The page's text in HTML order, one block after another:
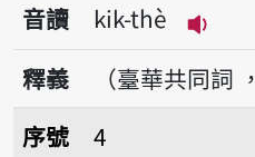
音讀
kik-thè
播放
釋義
（臺華共同詞
序號4衝擊
序號
4